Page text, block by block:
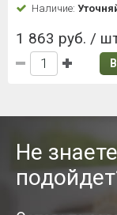
Наличие:
1 863 руб. /
Не